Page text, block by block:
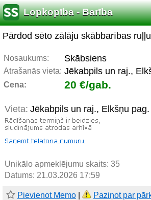
Lopkopība - Barība
Pārdod sēto zālāju skābbarības
Nosaukums: Skābsiens
Atrašanās vieta: Jēkabpils un raj.,
Cena: 20 €/gab.
Vieta: Jēkabpils un raj., Elkšņu pag.
Unikālo apmeklējumu skaits: 35
Datums: 21.03.2026 17:59
Pievienot Memo Paziņot par